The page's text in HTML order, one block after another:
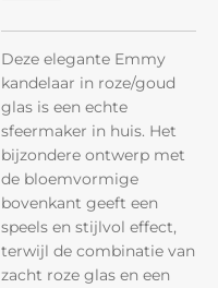
Deze elegante Emmy
kandelaar in roze/goud
glas is een echte
sfeermaker in huis. Het
bijzondere ontwerp met
de bloemvormige
bovenkant geeft een
speels en stijlvol effect,
terwijl de combinatie van
zacht roze glas en een